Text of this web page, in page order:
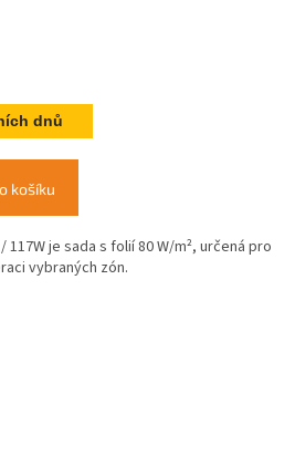
dnů
košíku
117W je sada s folií 80 W/m², určená pro
vybraných zón.